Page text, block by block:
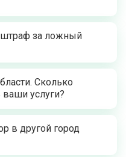
штраф за ложный
Сколько
ваши услуги?
в другой город